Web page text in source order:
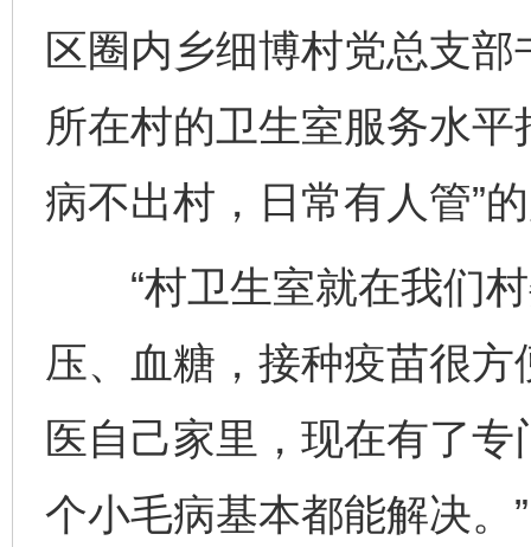
区圈内乡细博村党总支
所在村的卫生室服务水
病不出村，日常有人管”
“村卫生室就在我们村
压、血糖，接种疫苗很方
医自己家里，现在有了
个小毛病基本都能解决。”